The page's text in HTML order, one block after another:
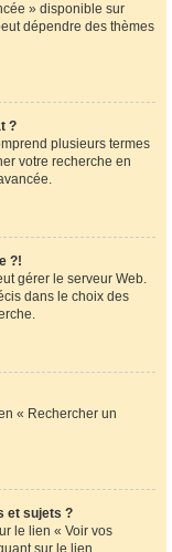
» disponible sur
dépendre des thèmes
?
plusieurs termes
votre recherche en
?!
gérer le serveur Web.
dans le choix des
« Rechercher un
et sujets ?
le lien « Voir vos
sur le lien